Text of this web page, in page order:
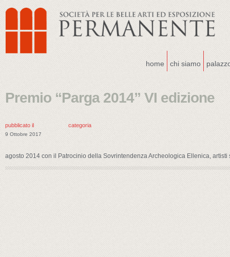
home chi siamo
Premio “Parga 2014” VI edizione
pubblicato il
9 Ottobre 2017
categoria
agosto 2014 con il Patrocinio della Sovrintendenza Archeologica Ellenica, artisti